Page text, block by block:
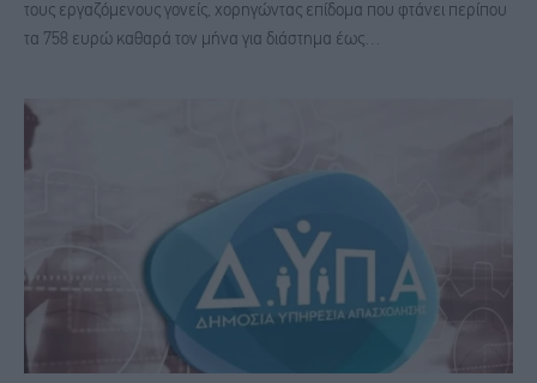
τους εργαζόμενους γονείς, χορηγώντας επίδομα που φτάνει περίπου
τα 758 ευρώ καθαρά τον μήνα για διάστημα έως…